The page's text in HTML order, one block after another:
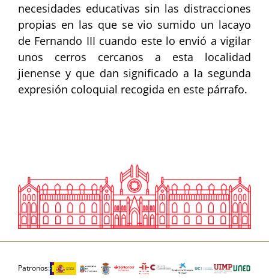
necesidades educativas sin las distracciones
propias en las que se vio sumido un lacayo
de Fernando III cuando este lo envió a vigilar
unos cerros cercanos a esta localidad
jienense y que dan significado a la segunda
expresión coloquial recogida en este párrafo.
Patronos: